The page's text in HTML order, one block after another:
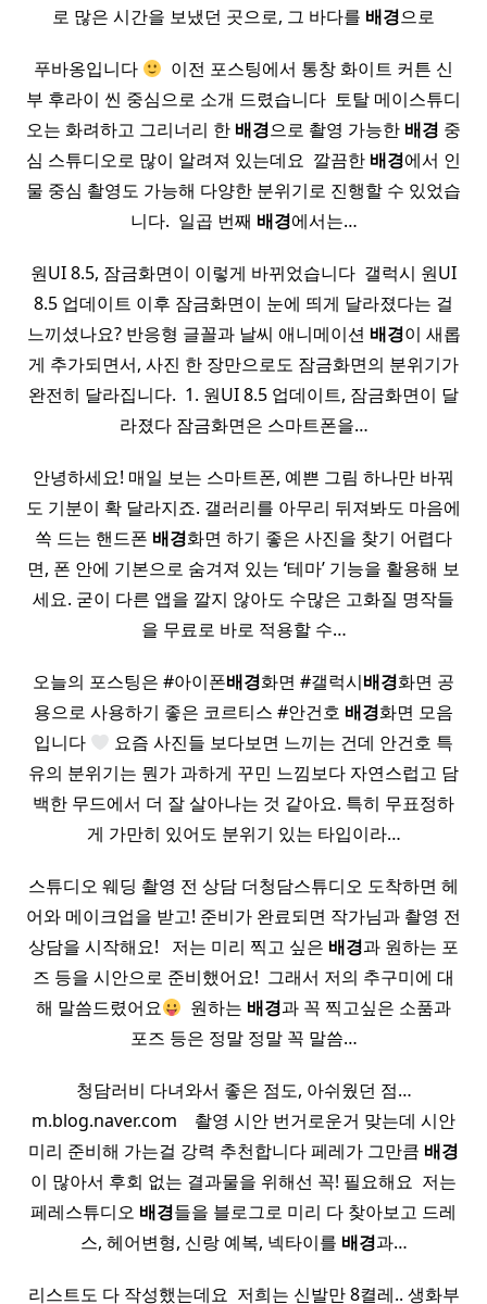
로 많은 시간을 보냈던 곳으로, 그 바다를 배경으로
푸바옹입니다
​ 이전 포스팅에서 통창 화이트 커튼 신
부 후라이 씬 중심으로 소개 드렸습니다 ​ 토탈 메이스튜디
오는 화려하고 그리너리 한 배경으로 촬영 가능한 배경 중
심 스튜디오로 많이 알려져 있는데요 ​ 깔끔한 배경에서 인
물 중심 촬영도 가능해 다양한 분위기로 진행할 수 있었습
니다. ​ 일곱 번째 배경에서는…
원UI 8.5, 잠금화면이 이렇게 바뀌었습니다 ​ 갤럭시 원UI
8.5 업데이트 이후 잠금화면이 눈에 띄게 달라졌다는 걸
느끼셨나요? 반응형 글꼴과 날씨 애니메이션 배경이 새롭
게 추가되면서, 사진 한 장만으로도 잠금화면의 분위기가
완전히 달라집니다. ​ 1. 원UI 8.5 업데이트, 잠금화면이 달
라졌다 잠금화면은 스마트폰을…
안녕하세요! 매일 보는 스마트폰, 예쁜 그림 하나만 바꿔
도 기분이 확 달라지죠. 갤러리를 아무리 뒤져봐도 마음에
쏙 드는 핸드폰 배경화면 하기 좋은 사진을 찾기 어렵다
면, 폰 안에 기본으로 숨겨져 있는 ‘테마’ 기능을 활용해 보
세요. 굳이 다른 앱을 깔지 않아도 수많은 고화질 명작들
을 무료로 바로 적용할 수…
오늘의 포스팅은 #아이폰배경화면 #갤럭시배경화면 공
용으로 사용하기 좋은 코르티스 #안건호 배경화면 모음
입니다
요즘 사진들 보다보면 느끼는 건데 안건호 특
유의 분위기는 뭔가 과하게 꾸민 느낌보다 자연스럽고 담
백한 무드에서 더 잘 살아나는 것 같아요. 특히 무표정하
게 가만히 있어도 분위기 있는 타입이라…
스튜디오 웨딩 촬영 전 상담 더청담스튜디오 도착하면 헤
어와 메이크업을 받고! 준비가 완료되면 작가님과 촬영 전
상담을 시작해요! ​ ​ 저는 미리 찍고 싶은 배경과 원하는 포
즈 등을 시안으로 준비했어요! ​ 그래서 저의 추구미에 대
해 말씀드렸어요
​ 원하는 배경과 꼭 찍고싶은 소품과
포즈 등은 정말 정말 꼭 말씀…
청담러비 다녀와서 좋은 점도, 아쉬웠던 점…
m.blog.naver.com ​ ​ ​ 촬영 시안 번거로운거 맞는데 시안
미리 준비해 가는걸 강력 추천합니다 페레가 그만큼 배경
이 많아서 후회 없는 결과물을 위해선 꼭! 필요해요 ​ 저는
페레스튜디오 배경들을 블로그로 미리 다 찾아보고 드레
스, 헤어변형, 신랑 예복, 넥타이를 배경과…
리스트도 다 작성했는데요 ​ 저희는 신발만 8켤레.. 생화부